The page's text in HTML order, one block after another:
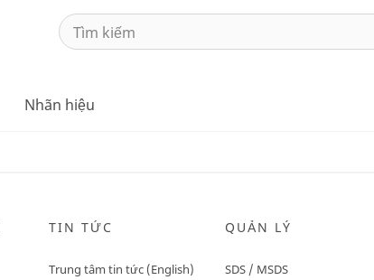
Nhãn hiệu
TIN TỨC
Trung tâm tin tức (English)
QUẢN LÝ
SDS / MSDS